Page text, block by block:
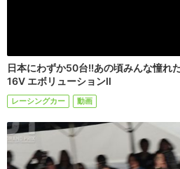
日本にわずか50台!!あの頃みんな憧れ
16V エボリューションII
レーシングカー 動画